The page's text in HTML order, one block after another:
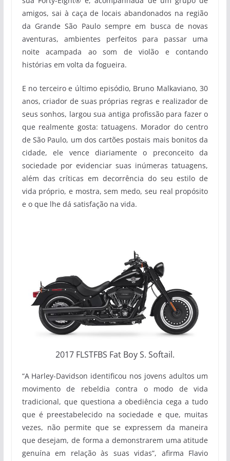
amigos, sai à caça de locais abandonados na região
da Grande São Paulo sempre em busca de novas
aventuras, ambientes perfeitos para passar uma
noite acampada ao som de violão e contando
histórias em volta da fogueira.
E no terceiro e último episódio, Bruno Malkaviano, 30
anos, criador de suas próprias regras e realizador de
seus sonhos, largou sua antiga profissão para fazer o
que realmente gosta: tatuagens. Morador do centro
de São Paulo, um dos cartões postais mais bonitos da
cidade, ele vence diariamente o preconceito da
sociedade por evidenciar suas inúmeras tatuagens,
além das críticas em decorrência do seu estilo de
vida próprio, e mostra, sem medo, seu real propósito
e o que lhe dá satisfação na vida.
2017 FLSTFBS Fat Boy S. Softail.
“A Harley-Davidson identificou nos jovens adultos um
movimento de rebeldia contra o modo de vida
tradicional, que questiona a obediência cega a tudo
que é preestabelecido na sociedade e que, muitas
vezes, não permite que se expressem da maneira
que desejam, de forma a demonstrarem uma atitude
genuína em relação às suas vidas”, afirma Flavio